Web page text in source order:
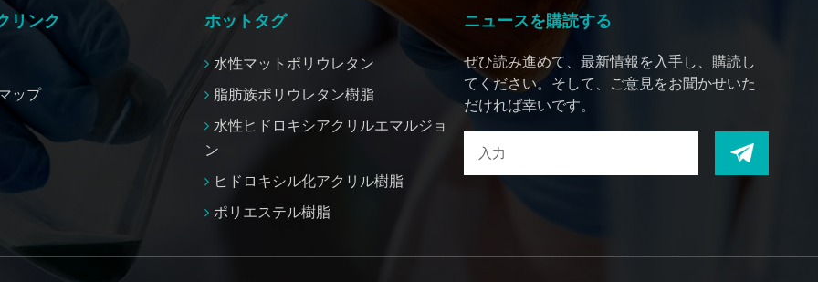
リンク
ップ
ホットタグ
水性マットポリウレタン
脂肪族ポリウレタン樹脂
水性ヒドロキシアクリルエマルジョ
ン
ヒドロキシル化アクリル樹脂
ポリエステル樹脂
ニュースを購読する
ぜひ読み進めて、最新情報を入手し、購読し
てください。そして、ご意見をお聞かせいた
だければ幸いです。